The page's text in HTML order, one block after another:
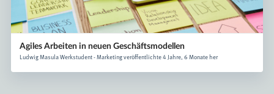
Agiles Arbeiten in neuen Geschäftsmodellen
Ludwig Masula Werkstudent - Marketing veröffentlichte 4 Jahre, 6 Monate her